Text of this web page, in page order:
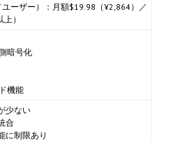
ユーザー）：月額$19.98（¥2,864）／
）
暗号化
機能
少ない
合
に制限あり